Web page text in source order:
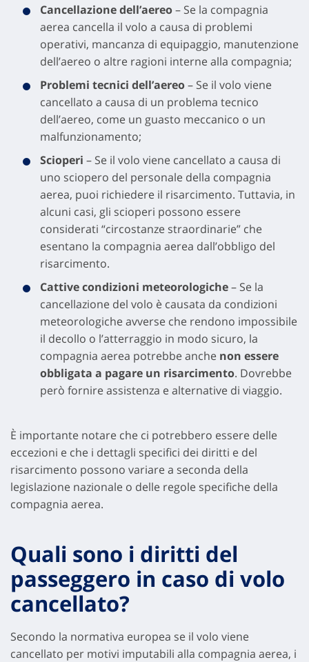
Cancellazione dell’aereo– Se la compagnia
aerea cancella il volo a causa di problemi
operativi, mancanza di equipaggio, manutenzione
dell’aereo o altre ragioni interne alla compagnia;
Problemi tecnici dell’aereo– Se il volo viene
cancellato a causa di un problema tecnico
dell’aereo, come un guasto meccanico o un
malfunzionamento;
Scioperi – Se il volo viene cancellato a causa di
uno sciopero del personale della compagnia
aerea, puoi richiedere il risarcimento. Tuttavia, in
alcuni casi, gli scioperi possono essere
considerati “circostanze straordinarie” che
esentano la compagnia aerea dall’obbligo del
risarcimento.
Cattive condizioni meteorologiche– Se la
cancellazione del volo è causata da condizioni
meteorologiche avverse che rendono impossibile
il decollo o l’atterraggio in modo sicuro, la
compagnia aerea potrebbe anchenon essere
obbligata a pagare un risarcimento. Dovrebbe
però fornire assistenza e alternative di viaggio.
È importante notare che ci potrebbero essere delle
eccezioni e che i dettagli specifici dei diritti e del
risarcimento possono variare a seconda della
legislazione nazionale o delle regole specifiche della
compagnia aerea.
Quali sono i diritti del
passeggero in caso di volo
cancellato?
Secondo la normativa europea se il volo viene
cancellato per motivi imputabili alla compagnia aerea, i